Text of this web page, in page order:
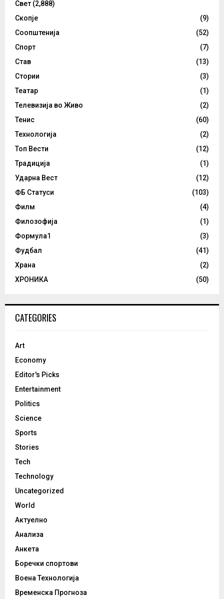
Свет (2,888)
Скопје
(9)
Соопштенија
(52)
Спорт
(7)
Став
(13)
Стории
(3)
Театар
(1)
Телевизија во Живо
(2)
Тенис
(60)
Технологија
(2)
Топ Вести
(12)
Традиција
(1)
Ударна Вест
(12)
ФБ Статуси
(103)
Филм
(4)
Филозофија
(1)
Формула1
(3)
Фудбал
(41)
Храна
(2)
ХРОНИКА
(50)
CATEGORIES
Art
Economy
Editor's Picks
Entertainment
Politics
Science
Sports
Stories
Tech
Technology
Uncategorized
World
Актуелно
Анализа
Анкета
Боречки спортови
Воена Технологија
Временска Прогноза